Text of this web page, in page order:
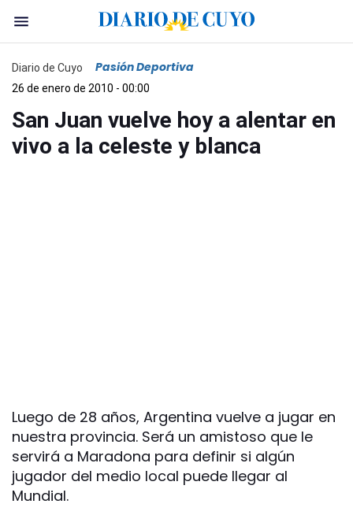
Diario de Cuyo Pasión Deportiva
26 de enero de 2010 - 00:00
San Juan vuelve hoy a alentar en
vivo a la celeste y blanca
Luego de 28 años, Argentina vuelve a jugar en
nuestra provincia. Será un amistoso que le
servirá a Maradona para definir si algún
jugador del medio local puede llegar al
Mundial.